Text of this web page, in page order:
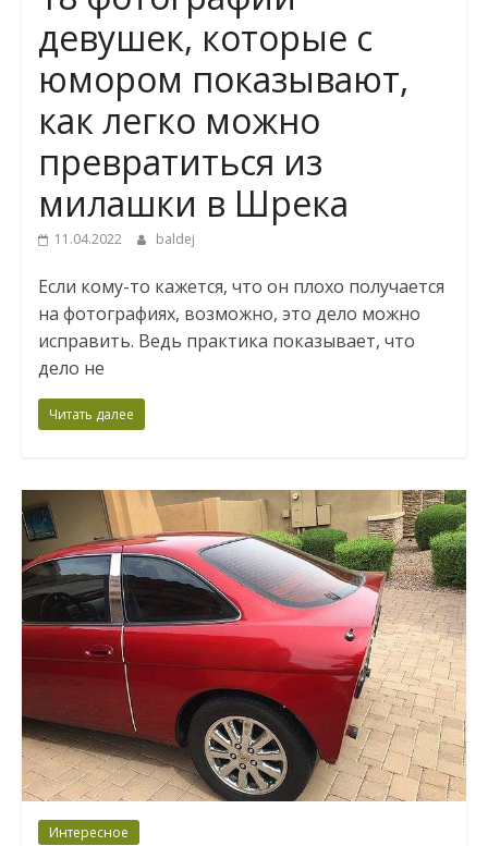
девушек, которые с
юмором показывают,
как легко можно
превратиться из
милашки в Шрека
11.04.2022 baldej
Если кому-то кажется, что он плохо получается
на фотографиях, возможно, это дело можно
исправить. Ведь практика показывает, что
дело не
Читать далее
Интересное